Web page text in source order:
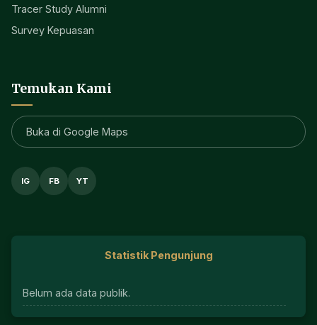
Tracer Study Alumni
Survey Kepuasan
Temukan Kami
Buka di Google Maps
IG FB YT
Statistik Pengunjung
Belum ada data publik.